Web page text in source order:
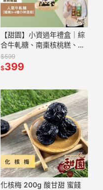
【甜園】小資過年禮盒｜綜
合牛軋糖、南棗核桃糕、麻
芛軟糖、黑芝麻軟糖，早鳥
優惠3盒起享折扣！
$599
$399
化核梅 200g 酸甘甜 蜜餞